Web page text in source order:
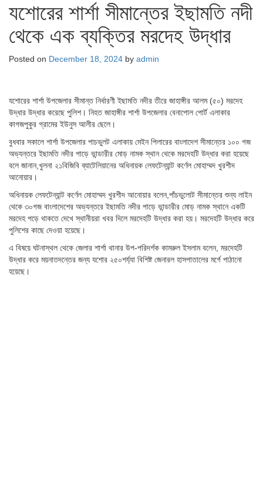
যশোরের শার্শা সীমান্তের ইছামতি নদী
থেকে এক ব্যক্তির মরদেহ উদ্ধার
Posted on December 18, 2024 by admin
যশোরের শার্শা উপজেলার সীমান্ত নির্ধারণী ইছামতি নদীর তীরে জাহাঙ্গীর আলম (৫০) মরদেহ
উদ্ধার উদ্ধার করেছে পুলিশ। নিহত জাহাঙ্গীর শার্শা উপজেলার বেনাপোল পোর্ট এলাকার
কাগজপুকুর গ্রামের ইউনুস আলীর ছেলে।
বুধবার সকালে শার্শা উপজেলার পাচভুলট এলাকায় মেইন পিলারের বাংলাদেশ সীমান্তের ১০০ গজ
অভ্যন্তরে ইছামতি নদীর পাড়ে ভান্ডারীর মোড় নামক স্থান থেকে মরদেহটি উদ্ধার করা হয়েছে
বলে জানান,খুলনা ২১বিজিবি ব্যাটেলিয়ানের অধিনায়ক লেফটেন্যান্ট কর্ণেল মোহাম্মদ খুরশীদ
আনোয়ার।
অধিনায়ক লেফটেন্যান্ট কর্ণেল মোহাম্মদ খুরশীদ আনোয়ার বলেন,পাঁচভুলোট সীমান্তের শুন্য লাইন
থেকে ৩০গজ বাংলাদেশের অভ্যন্তরে ইছামতি নদীর পাড়ে ভান্ডারীর মোড় নামক স্থানে একটি
মরদেহ পড়ে থাকতে দেখে স্থানীয়রা খবর দিলে মরদেহটি উদ্ধার করা হয়। মরদেহটি উদ্ধার করে
পুলিশের কাছে দেওয়া হয়েছে।
এ বিষয়ে ঘটনাস্থল থেকে জেলার শার্শা থানার উপ-পরিদর্শক কামরুল ইসলাম বলেন, মরদেহটি
উদ্ধার করে ময়নাতদন্তের জন্য যশোর ২৫০শর্য্যা বিশিষ্ট জেনারল হাসপাতালের মর্গে পাঠানো
হয়েছে।